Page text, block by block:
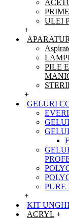
ULEI
+
PILE
+
GELURI
PURE
+
KIT
ACRYL +